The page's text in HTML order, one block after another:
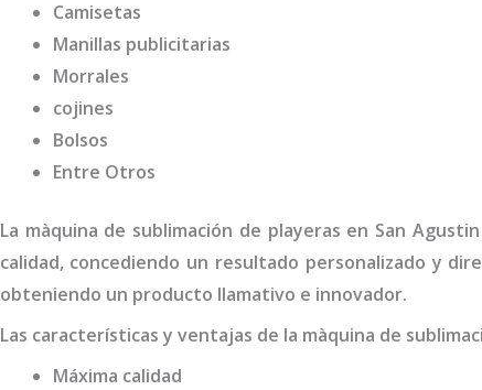
Camisetas
Manillas publicitarias
Morrales
cojines
Bolsos
Entre Otros
La màquina de sublimación de playeras en San
calidad, concediendo un resultado personalizado y
obteniendo un producto llamativo e innovador.
Las características y ventajas de la màquina de
Máxima calidad